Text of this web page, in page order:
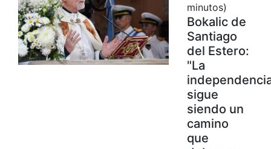
minutos)
Bokalic de
Santiago
del Estero:
"La
sigue
siendo un
camino
que